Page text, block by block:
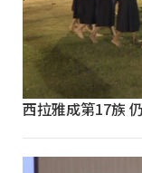
西拉雅成第17族